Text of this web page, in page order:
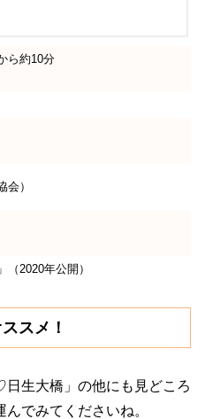
ら約10分
会）
2020年公開）
スメ！
生大橋」の他にも見どころ
でみてくださいね。